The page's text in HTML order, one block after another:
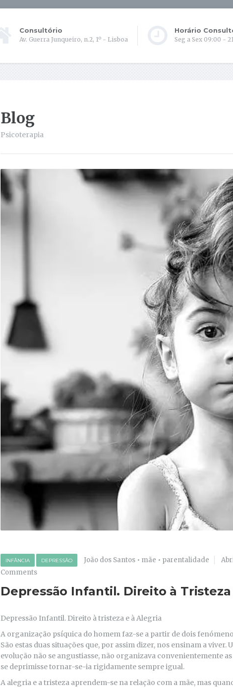
Consultório
Av. Guerra Junqueiro, n.2, 1º - Lisboa
Horário
Seg a Sex 09:00 -
Blog
Psicoterapia
INFÂNCIA DEPRESSÃO João dos Santos • mãe • parentalidade
Comments
Depressão Infantil. Direito à Tristeza
Depressão Infantil. Direito à tristeza e à Alegria
A organização psíquica do homem faz-se a partir de dois
São estas duas situações que, por assim dizer, nos ensinam a viver.
evolução não se angustiasse, não organizava convenientemente
se deprimisse tornar-se-ia rigidamente sempre igual.
A alegria e a tristeza aprendem-se na relação com a mãe, mas